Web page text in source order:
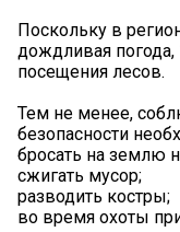
Поскольку в
дождливая
посещения лесов.
Тем не менее,
безопасности
бросать на землю
сжигать мусор;
разводить костры;
во время охоты